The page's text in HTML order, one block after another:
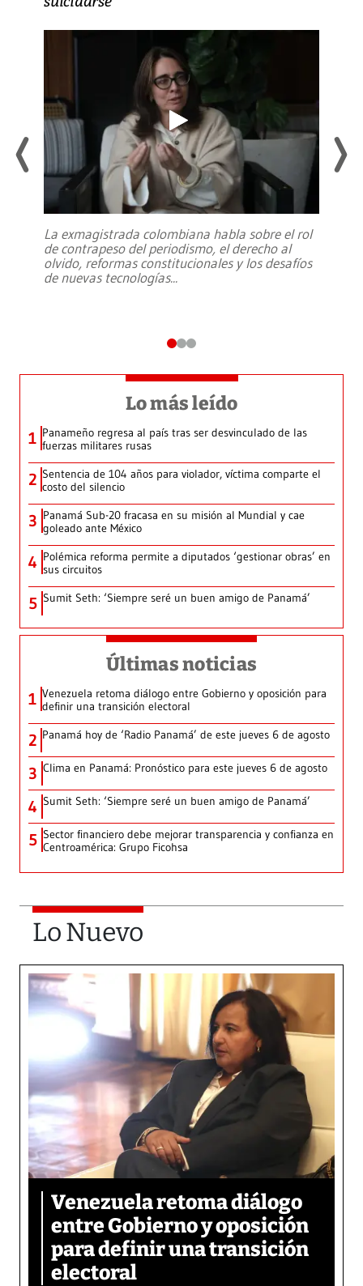
La exmagistrada colombiana habla sobre el rol
de contrapeso del periodismo, el derecho al
olvido, reformas constitucionales y los desafíos
de nuevas tecnologías...
Lo más leído
1 Panameño regresa al país tras ser desvinculado de las
fuerzas militares rusas
2 Sentencia de 104 años para violador, víctima comparte el
costo del silencio
3 Panamá Sub-20 fracasa en su misión al Mundial y cae
goleado ante México
4 Polémica reforma permite a diputados ‘gestionar obras’ en
sus circuitos
5 Sumit Seth: ‘Siempre seré un buen amigo de Panamá’
Últimas noticias
1 Venezuela retoma diálogo entre Gobierno y oposición para
definir una transición electoral
2 Panamá hoy de ‘Radio Panamá’ de este jueves 6 de agosto
3 Clima en Panamá: Pronóstico para este jueves 6 de agosto
4 Sumit Seth: ‘Siempre seré un buen amigo de Panamá’
5 Sector financiero debe mejorar transparencia y confianza en
Centroamérica: Grupo Ficohsa
Lo Nuevo
Venezuela retoma diálogo
entre Gobierno y oposición
para definir una transición
electoral